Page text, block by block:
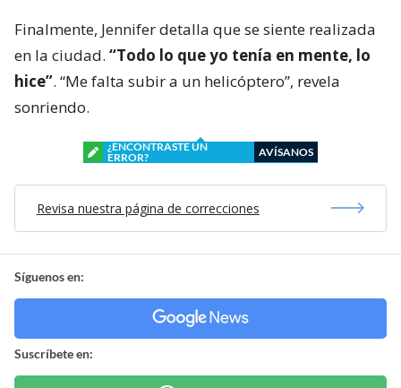
Finalmente, Jennifer detalla que se siente realizada
en la ciudad. “Todo lo que yo tenía en mente, lo
hice”. “Me falta subir a un helicóptero”, revela
sonriendo.
¿ENCONTRASTE UN
ERROR?
AVÍSANOS
Revisa nuestra página de correcciones
Síguenos en:
Suscríbete en: